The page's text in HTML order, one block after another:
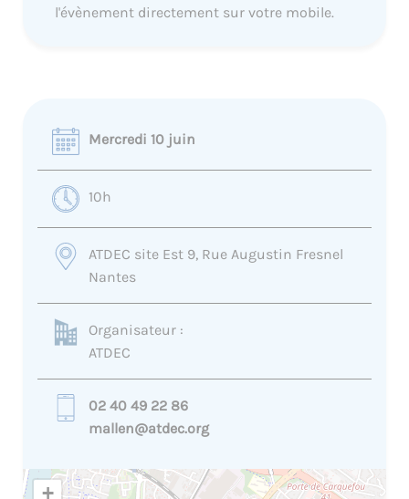
l'évènement directement sur votre mobile.
Mercredi 10 juin
10h
ATDEC site Est 9, Rue Augustin Fresnel
Nantes
Organisateur :
ATDEC
02 40 49 22 86
mallen@atdec.org
+